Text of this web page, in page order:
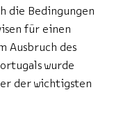
die Bedingungen
für einen
Ausbruch des
wurde
der wichtigsten